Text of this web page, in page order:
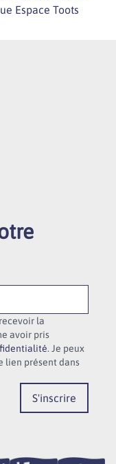
Espace Toots
la
avoir pris
. Je peux
lien présent dans
S'inscrire